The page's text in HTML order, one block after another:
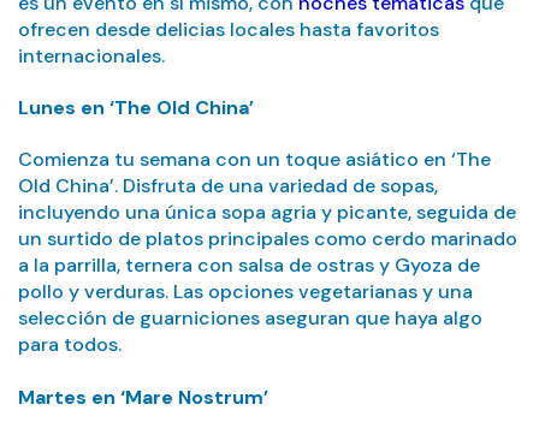
ofrecen desde delicias locales hasta favoritos
internacionales.
Lunes en ‘The Old China’
Comienza tu semana con un toque asiático en ‘The
Old China’. Disfruta de una variedad de sopas,
incluyendo una única sopa agria y picante, seguida de
un surtido de platos principales como cerdo marinado
a la parrilla, ternera con salsa de ostras y Gyoza de
pollo y verduras. Las opciones vegetarianas y una
selección de guarniciones aseguran que haya algo
para todos.
Martes en ‘Mare Nostrum’